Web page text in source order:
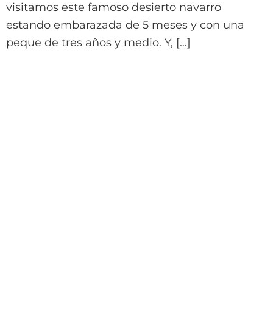
visitamos este famoso desierto navarro
estando embarazada de 5 meses y con una
peque de tres años y medio. Y, […]